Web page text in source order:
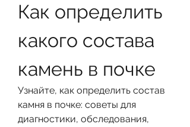
Как определить
какого состава
камень в почке
Узнайте, как определить состав
камня в почке: советы для
диагностики, обследования,